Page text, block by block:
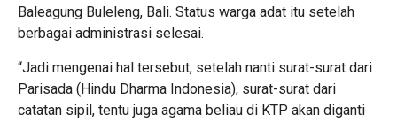
Baleagung Buleleng, Bali. Status warga adat itu setelah
berbagai administrasi selesai.
“Jadi mengenai hal tersebut, setelah nanti surat-surat dari
Parisada (Hindu Dharma Indonesia), surat-surat dari
catatan sipil, tentu juga agama beliau di KTP akan diganti